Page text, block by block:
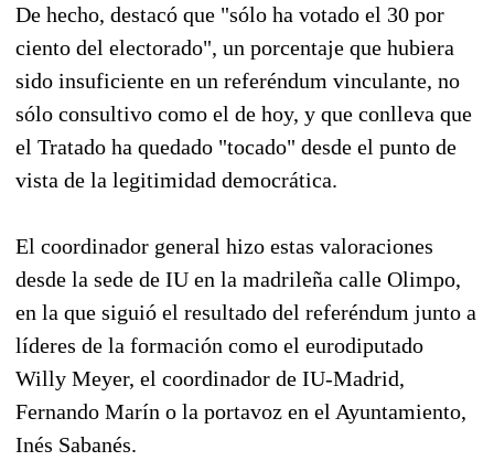
De hecho, destacó que "sólo ha votado el 30 por
ciento del electorado", un porcentaje que hubiera
sido insuficiente en un referéndum vinculante, no
sólo consultivo como el de hoy, y que conlleva que
el Tratado ha quedado "tocado" desde el punto de
vista de la legitimidad democrática.
El coordinador general hizo estas valoraciones
desde la sede de IU en la madrileña calle Olimpo,
en la que siguió el resultado del referéndum junto a
líderes de la formación como el eurodiputado
Willy Meyer, el coordinador de IU-Madrid,
Fernando Marín o la portavoz en el Ayuntamiento,
Inés Sabanés.